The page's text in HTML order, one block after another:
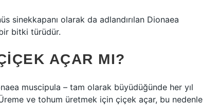
sinekkapanı olarak da adlandırılan Dionaea
bitki türüdür.
AÇAR MI?
muscipula – tam olarak büyüdüğünde her yıl
ve tohum üretmek için çiçek açar, bu nedenle